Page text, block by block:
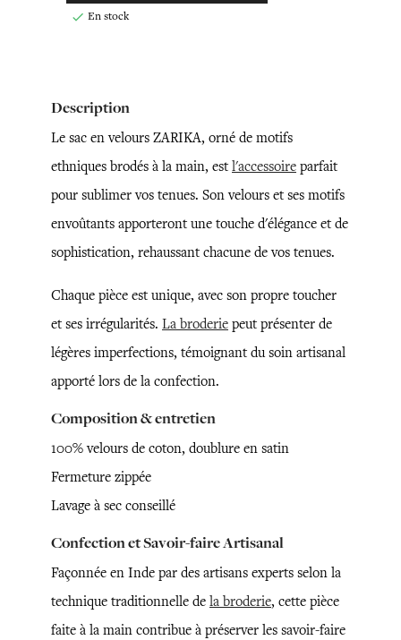
 En stock
Description
Le sac en velours ZARIKA, orné de motifs
ethniques brodés à la main, est l'accessoire parfait
pour sublimer vos tenues. Son velours et ses motifs
envoûtants apporteront une touche d'élégance et de
sophistication, rehaussant chacune de vos tenues.
Chaque pièce est unique, avec son propre toucher
et ses irrégularités. La broderie peut présenter de
légères imperfections, témoignant du soin artisanal
apporté lors de la confection.
Composition & entretien
100% velours de coton, doublure en satin
Fermeture zippée
Lavage à sec conseillé
Confection et Savoir-faire Artisanal
Façonnée en Inde par des artisans experts selon la
technique traditionnelle de la broderie, cette pièce
faite à la main contribue à préserver les savoir-faire